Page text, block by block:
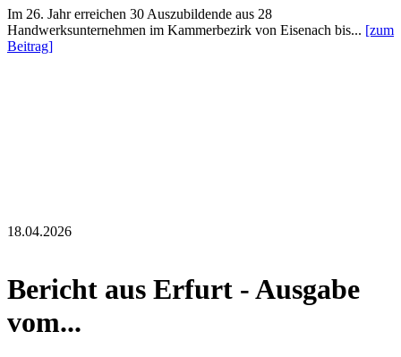
Im 26. Jahr erreichen 30 Auszubildende aus 28
Handwerksunternehmen im Kammerbezirk von Eisenach bis... [zum
Beitrag]
18.04.2026
Bericht aus Erfurt - Ausgabe
vom...